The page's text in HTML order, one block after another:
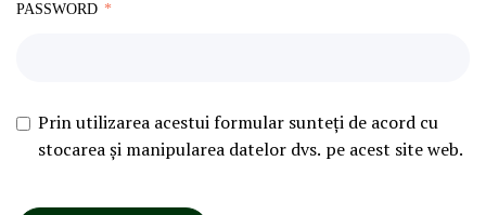
PASSWORD
Prin utilizarea acestui formular sunteți de acord cu
stocarea și manipularea datelor dvs. pe acest site web.